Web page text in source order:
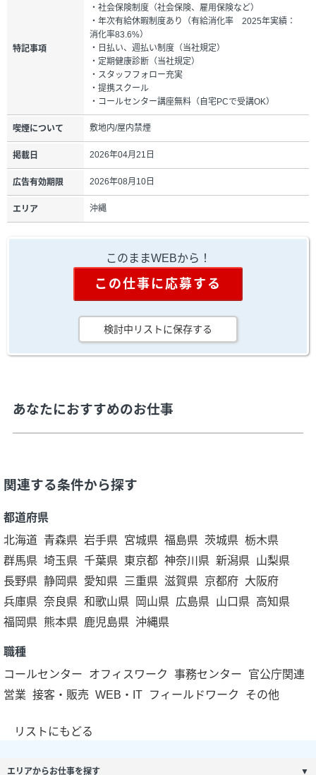
特記事項
・社会保険制度（社会保険、雇用保険など）
・年次有給休暇制度あり（有給消化率 2025年実績：
消化率83.6%）
・日払い、週払い制度（当社規定）
・定期健康診断（当社規定）
・スタッフフォロー充実
・提携スクール
・コールセンター講座無料（自宅PCで受講OK）
喫煙について 敷地内/屋内禁煙
掲載日 2026年04月21日
広告有効期限 2026年08月10日
エリア 沖縄
このままWEBから！
この仕事に応募する
検討中リストに保存する
あなたにおすすめのお仕事
関連する条件から探す
都道府県
北海道 青森県 岩手県 宮城県 福島県 茨城県 栃木県
群馬県 埼玉県 千葉県 東京都 神奈川県 新潟県 山梨県
長野県 静岡県 愛知県 三重県 滋賀県 京都府 大阪府
兵庫県 奈良県 和歌山県 岡山県 広島県 山口県 高知県
福岡県 熊本県 鹿児島県 沖縄県
職種
コールセンター
オフィスワーク 事務センター
官公庁関連
営業 接客・販売 WEB・IT フィールドワーク その他
リストにもどる
エリアからお仕事を探す ▼